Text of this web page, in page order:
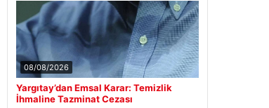
08/08/2026
Yargıtay’dan Emsal Karar: Temizlik
İhmaline Tazminat Cezası